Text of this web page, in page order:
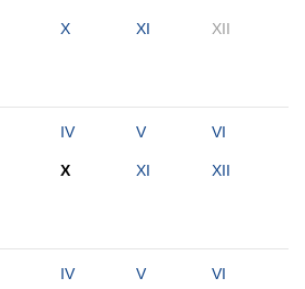
X XI XII
IV V VI
X XI XII
IV V VI